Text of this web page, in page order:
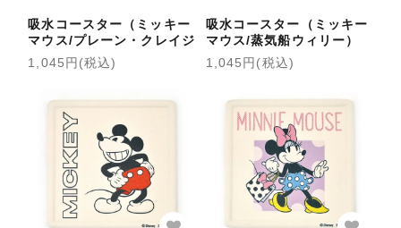
吸水コースター（ミッキー
マウス/プレーン・クレイジ
ー）〈コースターミュージ
アム〉
1,045円(税込)
吸水コースター（ミッキー
マウス/蒸気船ウィリー）
〈コースターミュージア
ム〉
1,045円(税込)